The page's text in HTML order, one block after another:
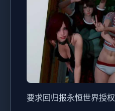
要求回归报永恒世界授权